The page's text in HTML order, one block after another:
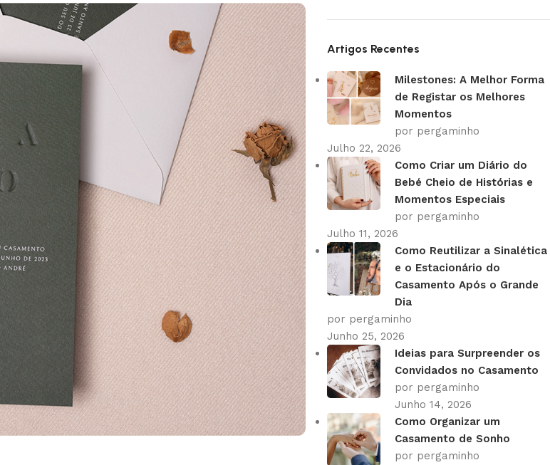
Artigos Recentes
Milestones: A Melhor Forma
de Registar os Melhores
Momentos
por pergaminho
Julho 22, 2026
Como Criar um Diário do
Bebé Cheio de Histórias e
Momentos Especiais
por pergaminho
Julho 11, 2026
Como Reutilizar a Sinalética
e o Estacionário do
Casamento Após o Grande
Dia
por pergaminho
Junho 25, 2026
Ideias para Surpreender os
Convidados no Casamento
por pergaminho
Junho 14, 2026
Como Organizar um
Casamento de Sonho
por pergaminho